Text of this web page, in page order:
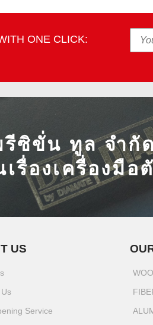
ONE CLICK:
ซิขั่น ทูล จำกั
รื่องเครื่องมือ
US
Service